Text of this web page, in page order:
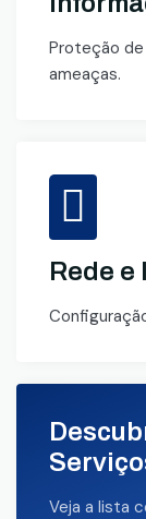
Proteção
ameaças.
Rede
Veja a lista